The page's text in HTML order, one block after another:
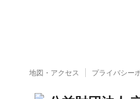
地図・アクセス プライバシー